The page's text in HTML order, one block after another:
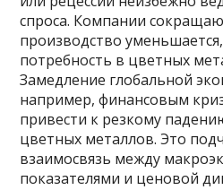
спроса. Компании
производство
потребность в цветных
Замедление глобальной
например, финансовым
привести к резкому
цветных металлов. Это
взаимосвязь между
показателями и ценовой